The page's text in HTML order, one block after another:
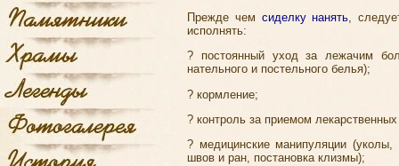
Прежде чем сиделку нанять ,
исполнять:
? постоянный уход за лежачим
нательного и постельного белья);
? кормление;
? контроль за приемом
? медицинские манипуляции (уколы,
швов и ран, постановка клизмы);